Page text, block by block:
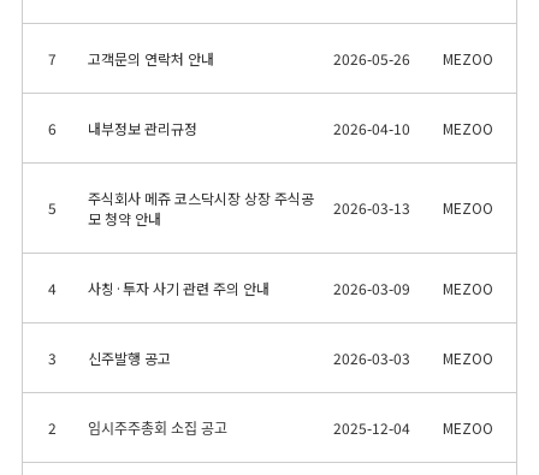
7 고객문의 연락처 안내 2026-05-26 MEZOO
6 내부정보 관리규정 2026-04-10 MEZOO
5
주식회사 메쥬 코스닥시장 상장 주식공
모 청약 안내
2026-03-13 MEZOO
4 사칭·투자 사기 관련 주의 안내 2026-03-09 MEZOO
3 신주발행 공고 2026-03-03 MEZOO
2 임시주주총회 소집 공고 2025-12-04 MEZOO